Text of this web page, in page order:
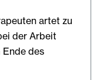
artet zu
der Arbeit
des